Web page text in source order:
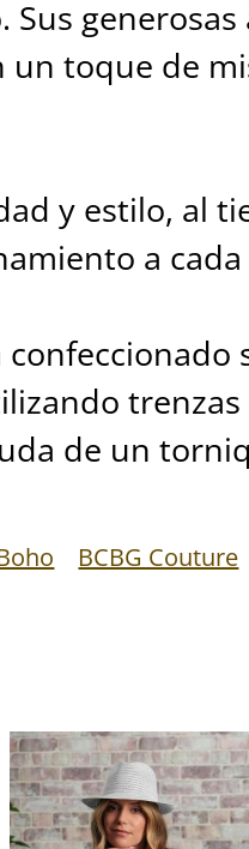
Sus
un toque de
y estilo, al
a
de un
BCBG Couture